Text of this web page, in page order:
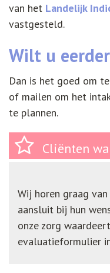
van het Landelijk
vastgesteld.
Wilt u
Dan is het goed om
of mailen om het
te plannen.
Cliënten
Wij horen graag
aansluit bij hun
onze zorg
evaluatieformulier